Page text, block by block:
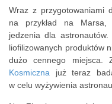
Wraz z przygotowaniami
na przykład na Marsa,
jedzenia dla
liofilizowanych produktów
dużo cennego miejsca.
Kosmiczna już teraz
w celu wyżywienia